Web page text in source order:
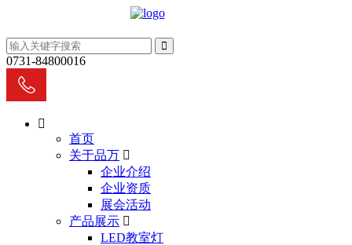
0731-84800016
首页
关于品万
企业介绍
企业资质
展会活动
产品展示
LED教室灯